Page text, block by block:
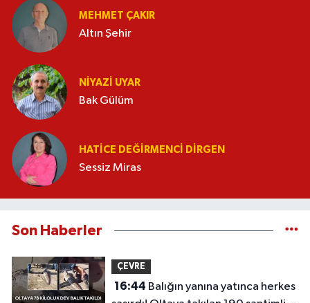
MEHMET ÇAKIR
Altın Şehir
NIYAZI UYAR
Bak Gülüm
HATICE DEĞIRMENCI DIRGEN
Sessiz Miras
Son Haberler
ÇEVRE
16:44